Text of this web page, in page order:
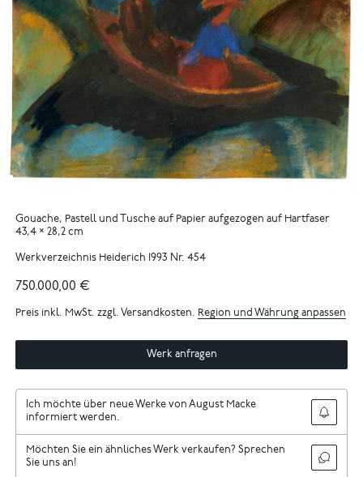
Gouache, Pastell und Tusche auf Papier aufgezogen auf Hartfaser
43,4 × 28,2 cm
Werkverzeichnis Heiderich 1993 Nr. 454
750.000,00 €
Preis inkl. MwSt. zzgl. Versandkosten. Region und Währung anpassen
Werk anfragen
Ich möchte über neue Werke von August Macke
informiert werden.
Möchten Sie ein ähnliches Werk verkaufen? Sprechen
Sie uns an!